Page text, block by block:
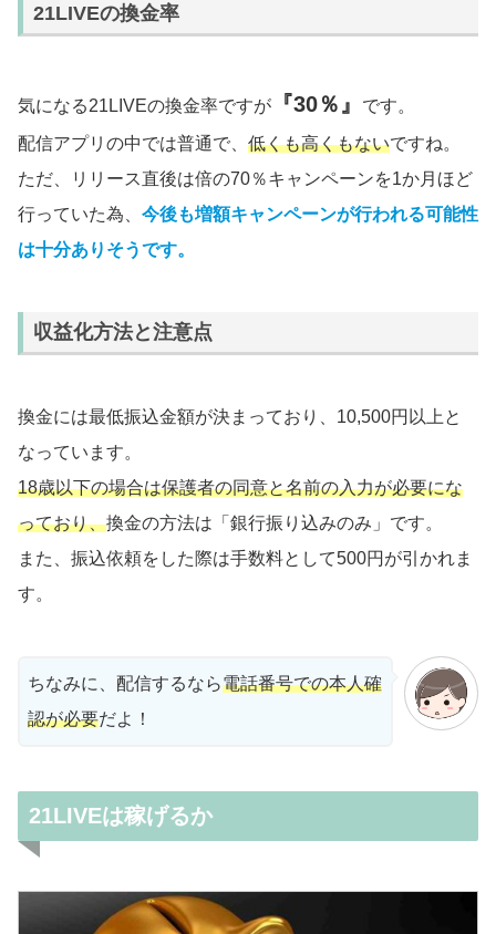
21LIVEの換金率
気になる21LIVEの換金率ですが 『30％』
です。
配信アプリの中では普通で、 低くも高くもないですね。
ただ、リリース直後は倍の70％キャンペーンを1か月ほど
行っていた為、 今後も増額キャンペーンが行われる可能性
は十分ありそうです。
収益化方法と注意点
換金には最低振込金額が決まっており、10,500円以上と
なっています。
18歳以下の場合は保護者の同意と名前の入力が必要にな
っており、換金の方法は「銀行振り込みのみ」です。
また、振込依頼をした際は手数料として500円が引かれま
す。
ちなみに、配信するなら電話番号での本人確
認が必要だよ！
21LIVEは稼げるか